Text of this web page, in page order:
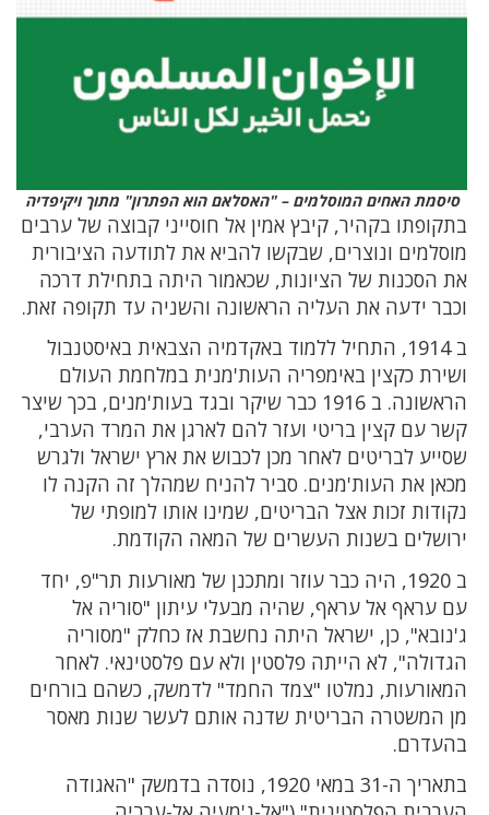
סיסמת האחים המוסלמים – "האסלאם הוא הפתרון" מתוך ויקיפדיה
בתקופתו בקהיר, קיבץ אמין אל חוסייני קבוצה של ערבים
מוסלמים ונוצרים, שבקשו להביא את לתודעה הציבורית
את הסכנות של הציונות, שכאמור היתה בתחילת דרכה
וכבר ידעה את העליה הראשונה והשניה עד תקופה זאת.
ב 1914, התחיל ללמוד באקדמיה הצבאית באיסטנבול
ושירת כקצין באימפריה העות'מנית במלחמת העולם
הראשונה. ב 1916 כבר שיקר ובגד בעות'מנים, בכך שיצר
קשר עם קצין בריטי ועזר להם לארגן את המרד הערבי,
שסייע לבריטים לאחר מכן לכבוש את ארץ ישראל ולגרש
מכאן את העות'מנים. סביר להניח שמהלך זה הקנה לו
נקודות זכות אצל הבריטים, שמינו אותו למופתי של
ירושלים בשנות העשרים של המאה הקודמת.
ב 1920, היה כבר עוזר ומתכנן של מאורעות תר"פ, יחד
עם עראף אל עראף, שהיה מבעלי עיתון "סוריה אל
ג'נובא", כן, ישראל היתה נחשבת אז כחלק "מסוריה
הגדולה", לא הייתה פלסטין ולא עם פלסטינאי. לאחר
המאורעות, נמלטו "צמד החמד" לדמשק, כשהם בורחים
מן המשטרה הבריטית שדנה אותם לעשר שנות מאסר
בהעדרם.
בתאריך ה-31 במאי 1920, נוסדה בדמשק "האגודה